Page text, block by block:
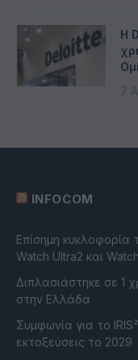
Η
7
INFOCOM
Επίσημη κυκλοφορία
Watch Ultra2 και
Διπλασιάστηκε σε 1
στην Ελλάδα
Συμφωνία για το
εκτοξεύσεις το 2029